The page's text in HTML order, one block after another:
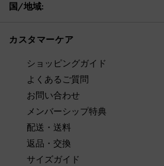
国/地域:
カスタマーケア
ショッピングガイド
よくあるご質問
お問い合わせ
メンバーシップ特典
配送・送料
返品・交換
サイズガイド